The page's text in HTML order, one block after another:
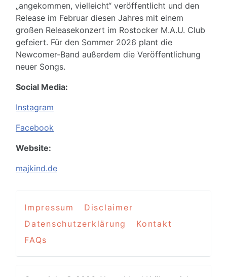
„angekommen, vielleicht“ veröffentlicht und den
Release im Februar diesen Jahres mit einem
großen Releasekonzert im Rostocker M.A.U. Club
gefeiert. Für den Sommer 2026 plant die
Newcomer-Band außerdem die Veröffentlichung
neuer Songs.
Social Media:
Instagram
Facebook
Website:
majkind.de
Impressum
Disclaimer
Datenschutzerklärung
Kontakt
FAQs